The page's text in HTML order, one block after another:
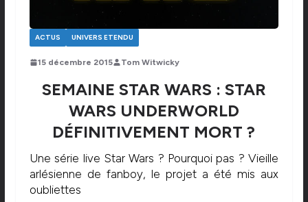
ACTUS UNIVERS ETENDU
15 décembre 2015 Tom Witwicky
SEMAINE STAR WARS : STAR
WARS UNDERWORLD
DÉFINITIVEMENT MORT ?
Une série live Star Wars ? Pourquoi pas ? Vieille
arlésienne de fanboy, le projet a été mis aux
oubliettes